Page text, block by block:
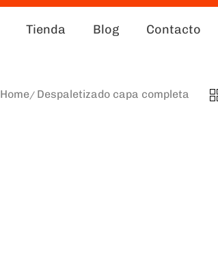
Tienda Blog Contacto
Home Despaletizado capa completa